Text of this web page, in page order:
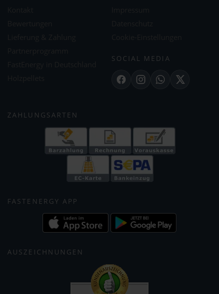
SOCIAL MEDIA
FacebookInstagramWhatsApp
X
ZAHLUNGSARTEN
FASTENERGY APP
AUSZEICHNUNGEN